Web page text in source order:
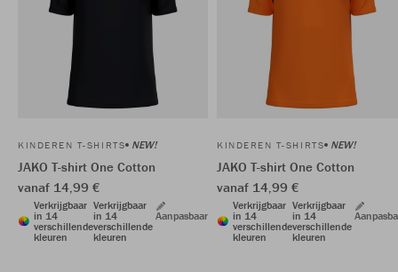
KINDEREN T-SHIRTS NEW!
JAKO T-shirt One Cotton
vanaf 14,99 €
Verkrijgbaar
in 14
verschillende
kleuren
Verkrijgbaar
in 14
verschillende
kleuren
Aanpasbaar
KINDEREN T-SHIRTS NEW!
JAKO T-shirt One Cotton
vanaf 14,99 €
Verkrijgbaar
in 14
verschillende
kleuren
Verkrijgbaar
in 14
verschillende
kleuren